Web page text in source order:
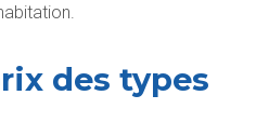
des types